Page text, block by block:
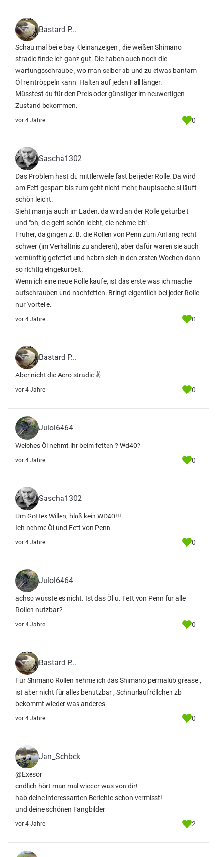
Bastard P...
Schau mal bei e bay Kleinanzeigen , die weißen Shimano
stradic finde ich ganz gut. Die haben auch noch die
wartungsschraube , wo man selber ab und zu etwas bantam
Öl reintröppeln kann. Halten auf jeden Fall länger.
Müsstest du für den Preis oder günstiger im neuwertigen
Zustand bekommen.
vor 4 Jahre 0
Sascha1302
Das Problem hast du mittlerweile fast bei jeder Rolle. Da wird
am Fett gespart bis zum geht nicht mehr, hauptsache si läuft
schön leicht.
Sieht man ja auch im Laden, da wird an der Rolle gekurbelt
und "oh, die geht schön leicht, die nehme ich".
Früher, da gingen z. B. die Rollen von Penn zum Anfang recht
schwer (im Verhältnis zu anderen), aber dafür waren sie auch
vernünftig gefettet und habrn sich in den ersten Wochen dann
so richtig eingekurbelt.
Wenn ich eine neue Rolle kaufe, ist das erste was ich mache
aufschrauben und nachfetten. Bringt eigentlich bei jeder Rolle
nur Vorteile.
vor 4 Jahre 0
Bastard P...
Aber nicht die Aero stradic ✌️
vor 4 Jahre 0
Julol6464
Welches Öl nehmt ihr beim fetten ? Wd40?
vor 4 Jahre 0
Sascha1302
Um Gottes Willen, bloß kein WD40!!!
Ich nehme Öl und Fett von Penn
vor 4 Jahre 0
Julol6464
achso wusste es nicht. Ist das Öl u. Fett von Penn für alle
Rollen nutzbar?
vor 4 Jahre 0
Bastard P...
Für Shimano Rollen nehme ich das Shimano permalub grease ,
ist aber nicht für alles benutzbar , Schnurlaufröllchen zb
bekommt wieder was anderes
vor 4 Jahre 0
Jan_Schbck
@Exesor
endlich hört man mal wieder was von dir!
hab deine interessanten Berichte schon vermisst!
und deine schönen Fangbilder
vor 4 Jahre 2